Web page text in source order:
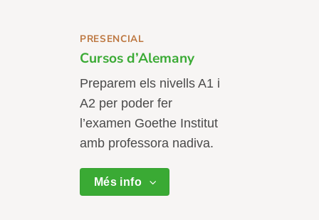
PRESENCIAL
Cursos d’Alemany
Preparem els nivells A1 i
A2 per poder fer
l’examen Goethe Institut
amb professora nadiva.
Més info